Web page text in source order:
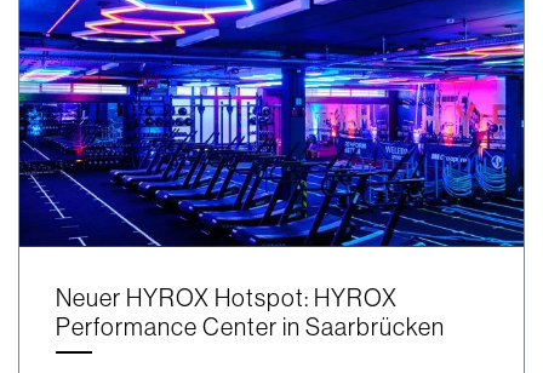
Neuer HYROX Hotspot: HYROX
Performance Center in Saarbrücken